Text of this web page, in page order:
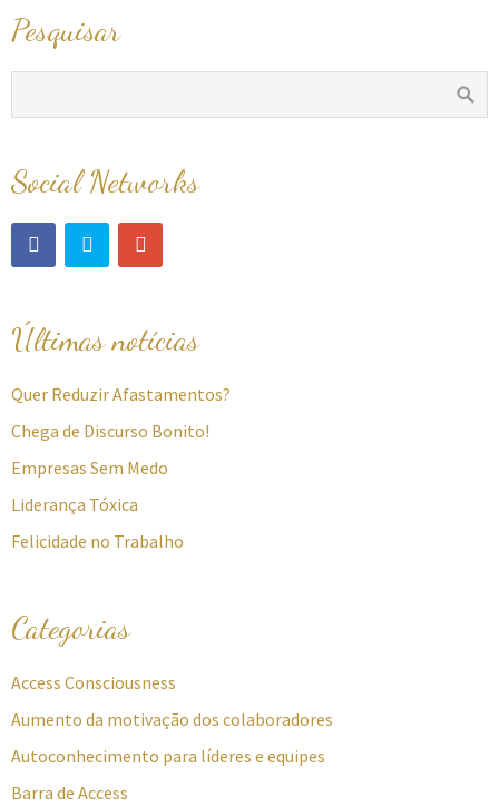
Pesquisar
Social Networks
Últimas notícias
Quer Reduzir Afastamentos?
Chega de Discurso Bonito!
Empresas Sem Medo
Liderança Tóxica
Felicidade no Trabalho
Categorias
Access Consciousness
Aumento da motivação dos colaboradores
Autoconhecimento para líderes e equipes
Barra de Access